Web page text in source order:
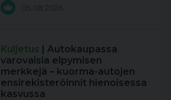
05.08.2026
Kuljetus | Autokaupassa
varovaisia elpymisen
merkkejä – kuorma-autojen
ensirekisteröinnit hienoisessa
kasvussa